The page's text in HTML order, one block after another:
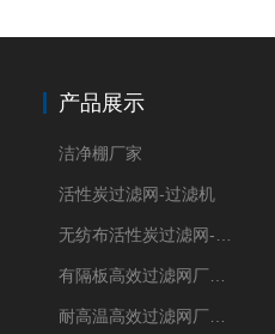
产品展示
洁净棚厂家
活性炭过滤网-过滤机